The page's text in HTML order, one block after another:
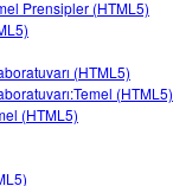
Prensipler (HTML5)
(HTML5)
(HTML5)
(HTML5)